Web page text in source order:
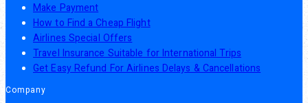
Make Payment
How to Find a Cheap Flight
Airlines Special Offers
Travel Insurance Suitable for International Trips
Get Easy Refund For Airlines Delays & Cancellations
Company